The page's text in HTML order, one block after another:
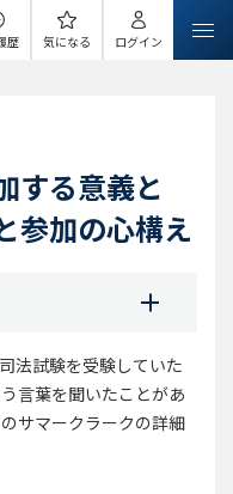
歴 気になる ログイン
する意義と
参加の心構え
法試験を受験していた
言葉を聞いたことがあ
サマークラークの詳細